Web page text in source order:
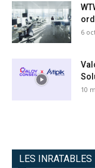
6
10
LES INRATABLES